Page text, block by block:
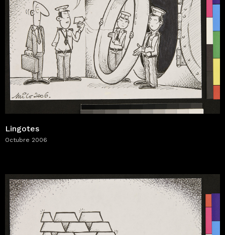
Lingotes
Octubre 2006